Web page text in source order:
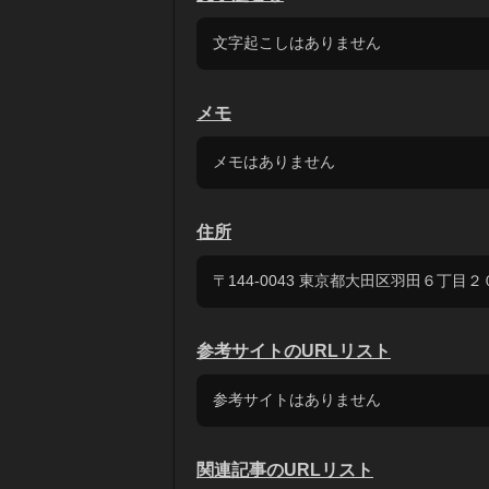
文字起こしはありません
メモ
メモはありません
住所
〒144-0043 東京都大田区羽田６丁目２
参考サイトのURLリスト
参考サイトはありません
関連記事のURLリスト